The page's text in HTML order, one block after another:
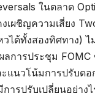
ในตลาด
เผชิญความเสี่ยง
ได้ทั้งสองทิศทาง) ไ
การประชุม FOMC
แนวโน้มการปรับดอ
ารปรับเปลี่ยนอย่าง